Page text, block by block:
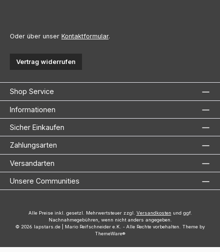
Oder über unser Kontaktformular.
Vertrag widerrufen
Shop Service
Informationen
Sicher Einkaufen
Zahlungsarten
Versandarten
Unsere Communities
Alle Preise inkl. gesetzl. Mehrwertsteuer zzgl. Versandkosten und ggf.
Nachnahmegebühren, wenn nicht anders angegeben.
© 2026 lapstars.de | Mario Reifschneider e.K. - Alle Rechte vorbehalten. Theme by
ThemeWare®